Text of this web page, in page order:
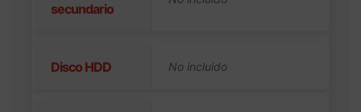
secundario
Disco HDD